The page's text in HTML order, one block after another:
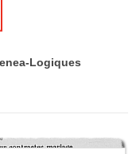
Logiques